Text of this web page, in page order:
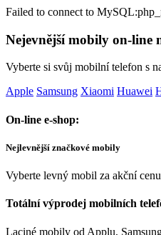
Failed to connect to
Nejevnější mobily on-line
Vyberte si svůj mobilní telefon s
Apple Samsung Xiaomi Huawei
On-line e-shop:
Nejlevnější značkové mobily
Vyberte levný mobil za akční
Totální výprodej mobilních
Laciné mobily od Applu,